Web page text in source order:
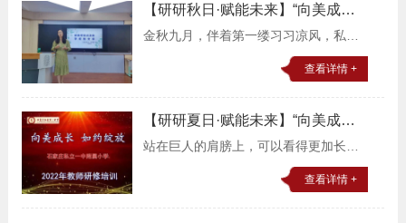
【研研秋日·赋能未来】“向美成
长 如约绽放”教师研修培训纪实
金秋九月，伴着第一缕习习凉风，私立
一中附属小学开展了“向美成长如约绽
放”的学科培训，旨在让新教师扎实基本
位。语文学科耿敬京老
查看详情 +
【研研夏日·赋能未来】“向美成
长 如约绽放”教师研修培训纪实
站在巨人的肩膀上，可以看得更加长
远；有了专家的指引，我们的专业成长
会更加快速。感受语言魅力，品味有声
查看详情 +